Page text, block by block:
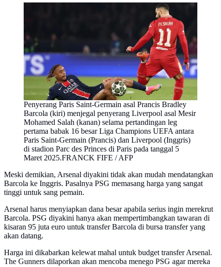
Penyerang Paris Saint-Germain asal Prancis Bradley
Barcola (kiri) menjegal penyerang Liverpool asal Mesir
Mohamed Salah (kanan) selama pertandingan leg
pertama babak 16 besar Liga Champions UEFA antara
Paris Saint-Germain (Prancis) dan Liverpool (Inggris)
di stadion Parc des Princes di Paris pada tanggal 5
Maret 2025.FRANCK FIFE / AFP
Meski demikian, Arsenal diyakini tidak akan mudah mendatangkan
Barcola ke Inggris. Pasalnya PSG memasang harga yang sangat
tinggi untuk sang pemain.
Arsenal harus menyiapkan dana besar apabila serius ingin merekrut
Barcola. PSG diyakini hanya akan mempertimbangkan tawaran di
kisaran 95 juta euro untuk transfer Barcola di bursa transfer yang
akan datang.
Harga ini dikabarkan kelewat mahal untuk budget transfer Arsenal.
The Gunners dilaporkan akan mencoba menego PSG agar mereka